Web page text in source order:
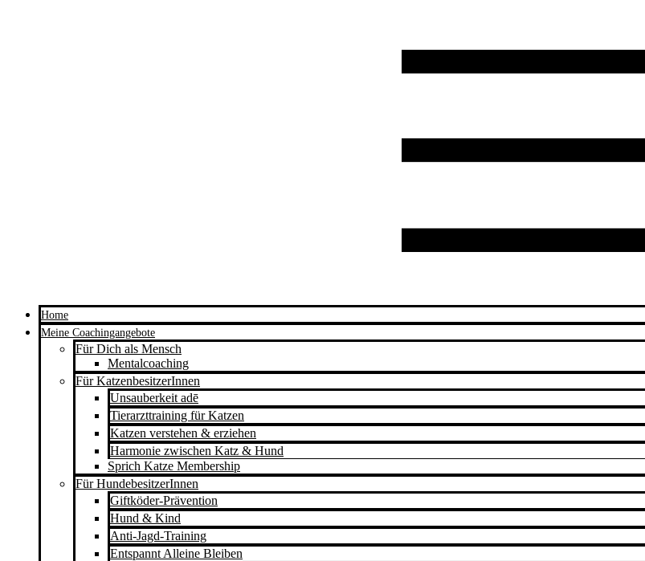
Home
Meine Coachingangebote
Für Dich als Mensch
Mentalcoaching
Für KatzenbesitzerInnen
Unsauberkeit adē
Tierarzttraining für Katzen
Katzen verstehen & erziehen
Harmonie zwischen Katz & Hund
Sprich Katze Membership
Für HundebesitzerInnen
Giftköder-Prävention
Hund & Kind
Anti-Jagd-Training
Entspannt Alleine Bleiben